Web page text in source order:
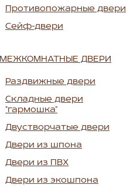
Противопожарные двери
Сейф-двери
МЕЖКОМНАТНЫЕ ДВЕРИ
Раздвижные двери
Складные двери
"гармошка"
Двустворчатые двери
Двери из шпона
Двери из ПВХ
Двери из экошпона